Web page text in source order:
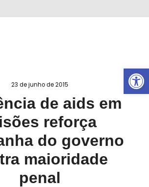
23 de junho de 2015
de aids em
reforça
do governo
maioridade
penal